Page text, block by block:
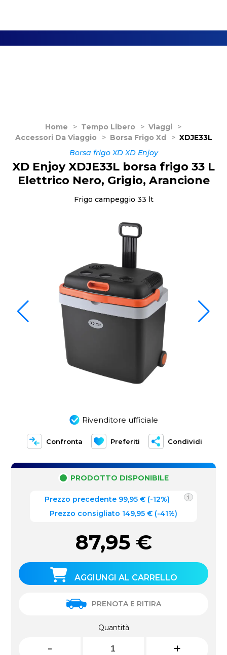
Home > Tempo Libero > Viaggi
>
Accessori Da Viaggio
> Borsa Frigo Xd > XDJE33L
Borsa frigo XD XD Enjoy
Rivenditore ufficiale
Confronta Preferiti Condividi
XD Enjoy XDJE33L borsa frigo 33 L
Elettrico Nero, Grigio, Arancione
Frigo campeggio 33 lt
PRODOTTO DISPONIBILE
Prezzo precedente 99,95 € (-12%)
Prezzo consigliato 149,95 € (-41%)
87,95 €
AGGIUNGI AL CARRELLO
PRENOTA E RITIRA
Quantità
- +